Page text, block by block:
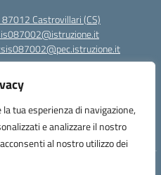
tua esperienza di navigazione,
e analizzare il nostro
al nostro utilizzo dei
Castrovillari (CS)
(IPA): PNG4CA8K